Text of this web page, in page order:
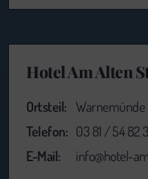
Hotel Am Alten
Ortsteil: Warnemünde
Telefon: 03 81 / 54 82
E-Mail:
info@hotel-